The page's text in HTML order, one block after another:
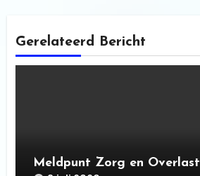
Gerelateerd Bericht
Meldpunt Zorg en Overlast